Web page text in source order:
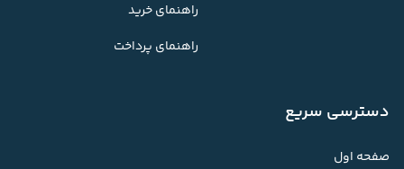
راهنمای خرید
راهنمای پرداخت
دسترسی سریع
صفحه اول